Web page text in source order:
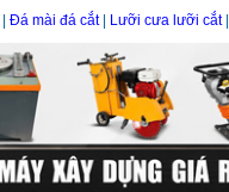
Đá mài đá cắt| Lưỡi cưa lưỡi cắt